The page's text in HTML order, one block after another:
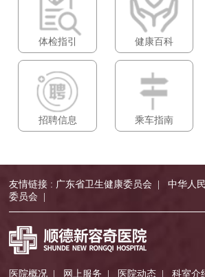
体检指引 健康百科
招聘信息 乘车指南
友情链接 : 广东省卫生健康委员会 |
中华人
委员会
|
医院概况 | 网上服务 | 医院动态 | 科室介